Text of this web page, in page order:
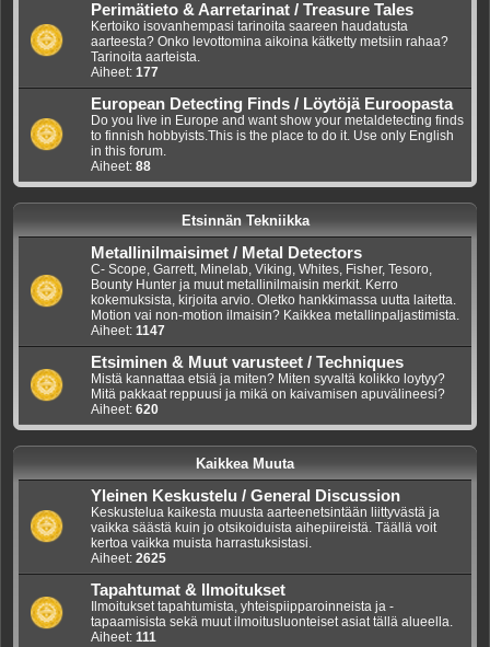
Perimätieto & Aarretarinat / Treasure Tales
Kertoiko isovanhempasi tarinoita saareen haudatusta
aarteesta? Onko levottomina aikoina kätketty metsiin rahaa?
Tarinoita aarteista.
Aiheet: 177
European Detecting Finds / Löytöjä Euroopasta
Do you live in Europe and want show your metaldetecting finds
to finnish hobbyists.This is the place to do it. Use only English
in this forum.
Aiheet: 88
Etsinnän Tekniikka
Metallinilmaisimet / Metal Detectors
C- Scope, Garrett, Minelab, Viking, Whites, Fisher, Tesoro,
Bounty Hunter ja muut metallinilmaisin merkit. Kerro
kokemuksista, kirjoita arvio. Oletko hankkimassa uutta laitetta.
Motion vai non-motion ilmaisin? Kaikkea metallinpaljastimista.
Aiheet: 1147
Etsiminen & Muut varusteet / Techniques
Mistä kannattaa etsiä ja miten? Miten syvaltä kolikko loytyy?
Mitä pakkaat reppuusi ja mikä on kaivamisen apuvälineesi?
Aiheet: 620
Kaikkea Muuta
Yleinen Keskustelu / General Discussion
Keskustelua kaikesta muusta aarteenetsintään liittyvästä ja
vaikka säästä kuin jo otsikoiduista aihepiireistä. Täällä voit
kertoa vaikka muista harrastuksistasi.
Aiheet: 2625
Tapahtumat & Ilmoitukset
Ilmoitukset tapahtumista, yhteispiipparoinneista ja -
tapaamisista sekä muut ilmoitusluonteiset asiat tällä alueella.
Aiheet: 111